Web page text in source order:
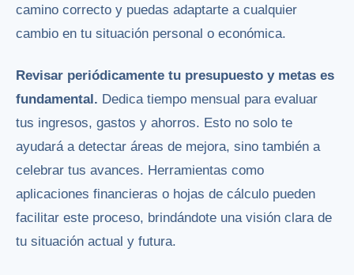
camino correcto y puedas adaptarte a cualquier
cambio en tu situación personal o económica.
Revisar periódicamente tu presupuesto y metas es
fundamental. Dedica tiempo mensual para evaluar
tus ingresos, gastos y ahorros. Esto no solo te
ayudará a detectar áreas de mejora, sino también a
celebrar tus avances. Herramientas como
aplicaciones financieras o hojas de cálculo pueden
facilitar este proceso, brindándote una visión clara de
tu situación actual y futura.